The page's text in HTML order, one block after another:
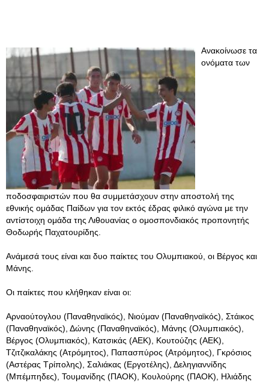
Ανακοίνωσε τα
ονόματα των
ποδοσφαιριστών που θα συμμετάσχουν στην αποστολή της
εθνικής ομάδας Παίδων για τον εκτός έδρας φιλικό αγώνα με την
αντίστοιχη ομάδα της Λιθουανίας ο ομοσπονδιακός προπονητής
Θοδωρής Παχατουρίδης.
Ανάμεσά τους είναι και δυο παίκτες του Ολυμπιακού, οι Βέργος και
Μάνης.
Οι παίκτες που κλήθηκαν είναι οι:
Αρναούτογλου (Παναθηναϊκός), Νιούμαν (Παναθηναϊκός), Στάικος
(Παναθηναϊκός), Δώνης (Παναθηναϊκός), Μάνης (Ολυμπιακός),
Βέργος (Ολυμπιακός), Κατσικάς (ΑΕΚ), Κουτούζης (ΑΕΚ),
Τζιτζικαλάκης (Ατρόμητος), Παπασπύρος (Ατρόμητος), Γκρόσιος
(Αστέρας Τρίπολης), Σαλιάκας (Εργοτέλης), Δεληγιαννίδης
(Μπέμπηδες), Τουμανίδης (ΠΑΟΚ), Κουλούρης (ΠΑΟΚ), Ηλιάδης